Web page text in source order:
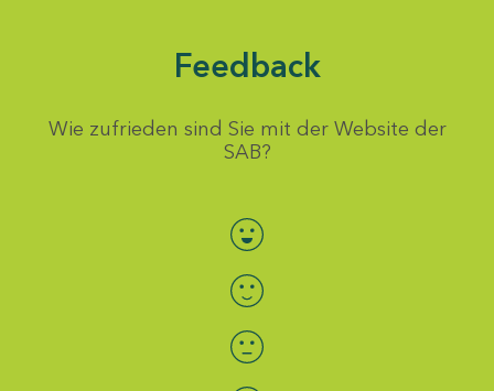
Feedback
Wie zufrieden sind Sie mit der Website der
SAB?
Bewertung auswählen